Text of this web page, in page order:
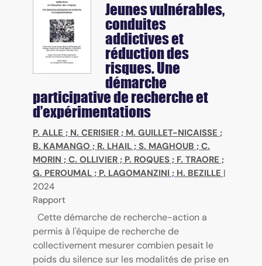
Jeunes vulnérables,
conduites
addictives et
réduction des
risques. Une
démarche
participative de recherche et
d’expérimentations
P. ALLE ; N. CERISIER ; M. GUILLET-NICAISSE ;
B. KAMANGO ; R. LHAIL ; S. MAGHOUB ; C.
MORIN ; C. OLLIVIER ; P. ROQUES ; F. TRAORE ;
G. PEROUMAL ; P. LAGOMANZINI ; H. BEZILLE |
2024
Rapport
Cette démarche de recherche-action a
permis à l'équipe de recherche de
collectivement mesurer combien pesait le
poids du silence sur les modalités de prise en